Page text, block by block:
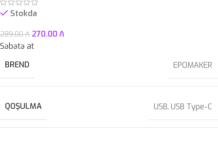
Stokda
289.00₼ 270.00 ₼
Səbətə at
BREND
EPOMAKER
QOŞULMA USB, USB Type-C